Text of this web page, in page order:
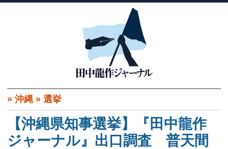
» 沖縄 » 選挙
【沖縄県知事選挙】『田中龍作
ジャーナル』出口調査 普天間